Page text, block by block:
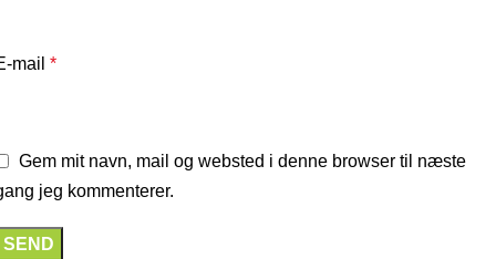
mail *
Gem mit navn, mail og websted i denne browser til næste
jeg kommenterer.